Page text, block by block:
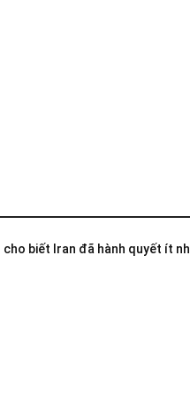
cho biết Iran đã hành quyết ít